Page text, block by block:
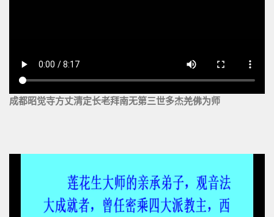
成都昭觉寺方丈清定长老拜南无第三世多杰羌佛为师